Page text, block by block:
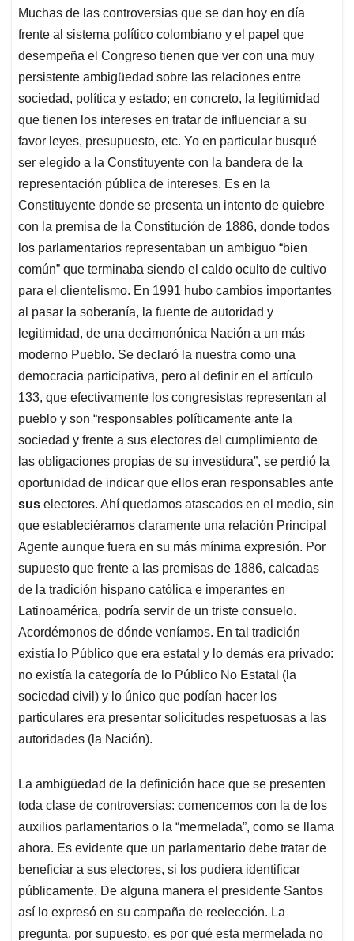
s
A
p
p
b
o
o
k
e
d
I
n
l
a
d
s
Muchas de las controversias que se dan hoy en día
frente al sistema político colombiano y el papel que
desempeña el Congreso tienen que ver con una muy
persistente ambigüedad sobre las relaciones entre
sociedad, política y estado; en concreto, la legitimidad
que tienen los intereses en tratar de influenciar a su
favor leyes, presupuesto, etc. Yo en particular busqué
ser elegido a la Constituyente con la bandera de la
representación pública de intereses. Es en la
Constituyente donde se presenta un intento de quiebre
con la premisa de la Constitución de 1886, donde todos
los parlamentarios representaban un ambiguo “bien
común” que terminaba siendo el caldo oculto de cultivo
para el clientelismo. En 1991 hubo cambios importantes
al pasar la soberanía, la fuente de autoridad y
legitimidad, de una decimonónica Nación a un más
moderno Pueblo. Se declaró la nuestra como una
democracia participativa, pero al definir en el artículo
133, que efectivamente los congresistas representan al
pueblo y son “responsables políticamente ante la
sociedad y frente a sus electores del cumplimiento de
las obligaciones propias de su investidura”, se perdió la
oportunidad de indicar que ellos eran responsables ante
sus electores. Ahí quedamos atascados en el medio, sin
que estableciéramos claramente una relación Principal
Agente aunque fuera en su más mínima expresión. Por
supuesto que frente a las premisas de 1886, calcadas
de la tradición hispano católica e imperantes en
Latinoamérica, podría servir de un triste consuelo.
Acordémonos de dónde veníamos. En tal tradición
existía lo Público que era estatal y lo demás era privado:
no existía la categoría de lo Público No Estatal (la
sociedad civil) y lo único que podían hacer los
particulares era presentar solicitudes respetuosas a las
autoridades (la Nación).
La ambigüedad de la definición hace que se presenten
toda clase de controversias: comencemos con la de los
auxilios parlamentarios o la “mermelada”, como se llama
ahora. Es evidente que un parlamentario debe tratar de
beneficiar a sus electores, si los pudiera identificar
públicamente. De alguna manera el presidente Santos
así lo expresó en su campaña de reelección. La
pregunta, por supuesto, es por qué esta mermelada no